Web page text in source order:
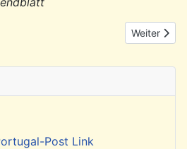
Kapverdische SängerinNächster
Weiter
Post Link